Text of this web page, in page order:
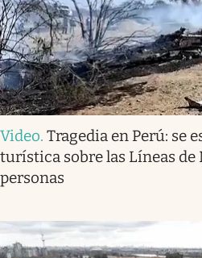
Video. Tragedia en Perú: se
turística sobre las Líneas de
personas